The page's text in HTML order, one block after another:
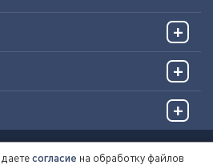
согласие на обработку файлов